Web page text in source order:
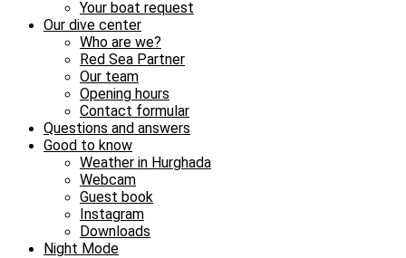
Your boat request
Our dive center
Who are we?
Red Sea Partner
Our team
Opening hours
Contact formular
Questions and answers
Good to know
Weather in Hurghada
Webcam
Guest book
Instagram
Downloads
Night Mode